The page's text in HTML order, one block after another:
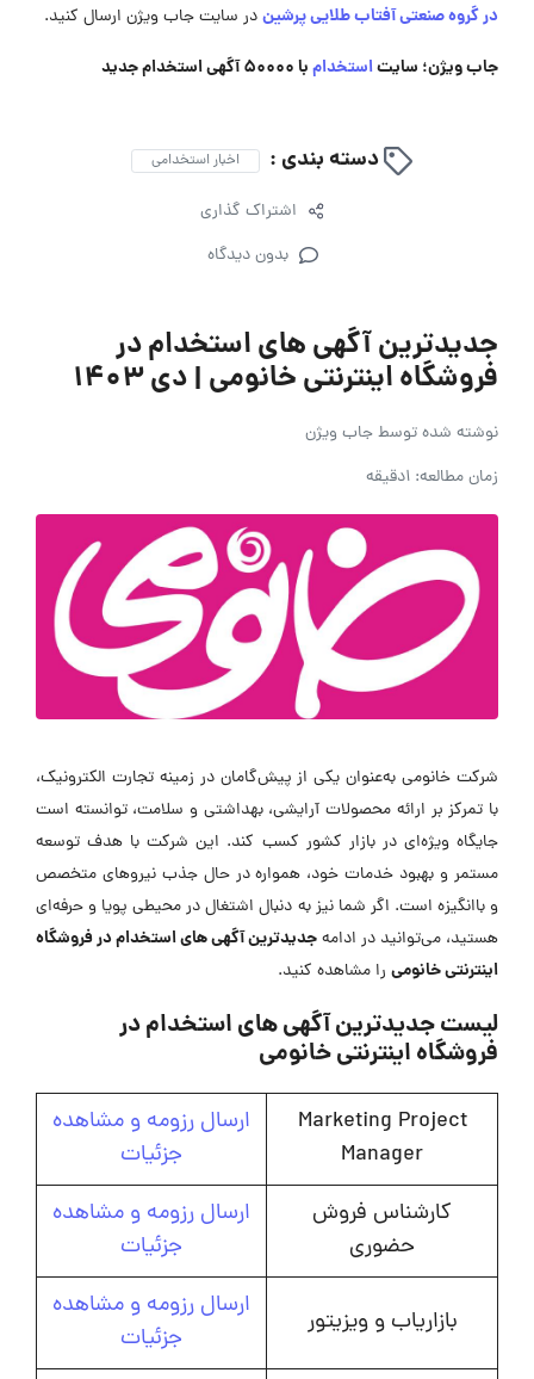
در گروه صنعتی آفتاب طلایی پرشیندر سایت جاب ویژن ارسال کنید.
جاب ویژن؛ سایتاستخدامبا 50000 آگهی استخدام جدید
دسته بندی : اخبار استخدامی
اشتراک گذاری
بدون دیدگاه
جدیدترین آگهی های استخدام در
فروشگاه اینترنتی خانومی | دی ۱۴۰۳
نوشته شده توسطجاب ویژن
زمان مطالعه: 1دقیقه
شرکت خانومی به‌عنوان یکی از پیش‌گامان در زمینه تجارت الکترونیک،
با تمرکز بر ارائه محصولات آرایشی، بهداشتی و سلامت، توانسته است
جایگاه ویژه‌ای در بازار کشور کسب کند. این شرکت با هدف توسعه
مستمر و بهبود خدمات خود، همواره در حال جذب نیروهای متخصص
و باانگیزه است. اگر شما نیز به دنبال اشتغال در محیطی پویا و حرفه‌ای
هستید، می‌توانید در ادامهجدیدترین آگهی های استخدام در فروشگاه
اینترنتی خانومی را مشاهده کنید.
لیست جدیدترین آگهی های استخدام در
فروشگاه اینترنتی خانومی
Marketing Project
Manager
ارسال رزومه و مشاهده
جزئیات
کارشناس فروش
حضوری
ارسال رزومه و مشاهده
جزئیات
بازاریاب و ویزیتور
ارسال رزومه و مشاهده
جزئیات